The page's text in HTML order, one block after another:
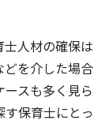
人材の確保
どを介した場
スも多く見
す保育士にと